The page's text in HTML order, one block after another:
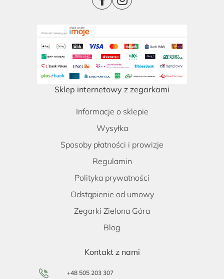
Sklep internetowy z zegarkami
Informacje o sklepie
Wysyłka
Sposoby płatności i prowizje
Regulamin
Polityka prywatności
Odstąpienie od umowy
Zegarki Zielona Góra
Blog
Kontakt z nami
+48 505 203 307